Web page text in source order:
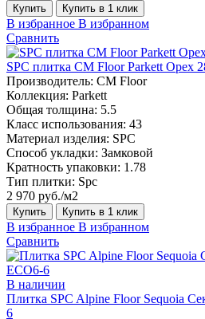
Купить Купить в 1 клик
В избранное В избранном
Сравнить
SPC плитка CM Floor Parkett Орех
Производитель: CM Floor
Коллекция: Parkett
Общая толщина: 5.5
Класс использования: 43
Материал изделия: SPC
Способ укладки: Замковой
Кратность упаковки: 1.78
Тип плитки: Spc
2 970 руб./м2
Купить Купить в 1 клик
В избранное В избранном
Сравнить
В наличии
Плитка SPC Alpine Floor Sequoia
6